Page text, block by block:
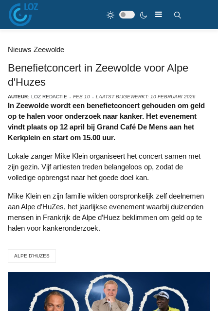
Nieuws Zeewolde
Benefietconcert in Zeewolde voor Alpe
d'Huzes
AUTEUR: LOZ REDACTIE FEB 10 LAATST BIJGEWERKT: 10 FEBRUARI 2026
In Zeewolde wordt een benefietconcert gehouden om geld
op te halen voor onderzoek naar kanker. Het evenement
vindt plaats op 12 april bij Grand Café De Mens aan het
Kerkplein en start om 15.00 uur.
Lokale zanger Mike Klein organiseert het concert samen met
zijn gezin. Vijf artiesten treden belangeloos op, zodat de
volledige opbrengst naar het goede doel kan.
Mike Klein en zijn familie wilden oorspronkelijk zelf deelnemen
aan Alpe d’HuZes, het jaarlijkse evenement waarbij duizenden
mensen in Frankrijk de Alpe d’Huez beklimmen om geld op te
halen voor kankeronderzoek.
ALPE D’HUZES